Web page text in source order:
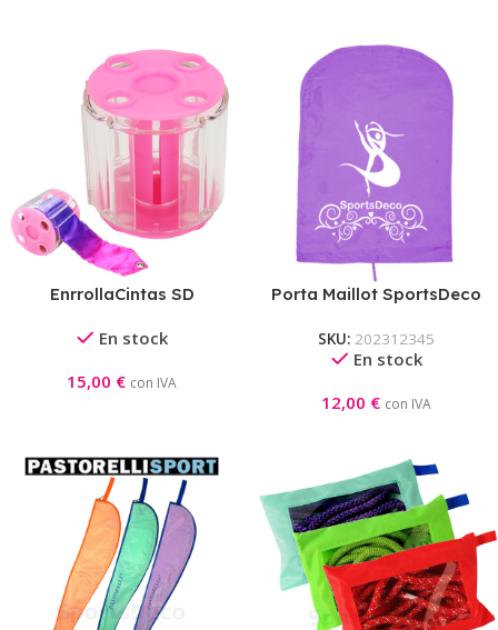
EnrrollaCintas SD
En stock
15,00 € con IVA
Porta Maillot SportsDeco
SKU: 202312345
En stock
12,00 € con IVA